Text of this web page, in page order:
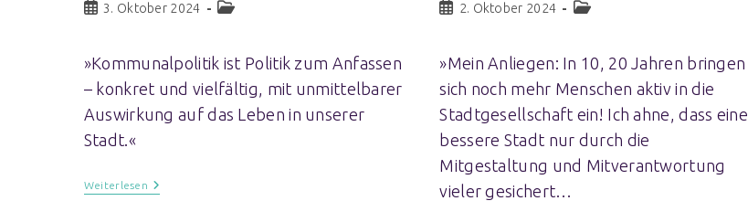
3. Oktober 2024
»Kommunalpolitik ist Politik zum Anfassen
– konkret und vielfältig, mit unmittelbarer
Auswirkung auf das Leben in unserer
Stadt.«
Weiterlesen
2. Oktober 2024
»Mein Anliegen: In 10, 20 Jahren bringen
sich noch mehr Menschen aktiv in die
Stadtgesellschaft ein! Ich ahne, dass eine
bessere Stadt nur durch die
Mitgestaltung und Mitverantwortung
vieler gesichert…